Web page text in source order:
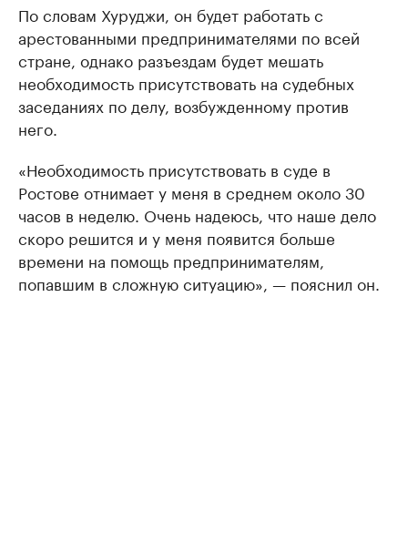
По словам Хуруджи, он будет работать с
арестованными предпринимателями по всей
стране, однако разъездам будет мешать
необходимость присутствовать на судебных
заседаниях по делу, возбужденному против
него.
«Необходимость присутствовать в суде в
Ростове отнимает у меня в среднем около 30
часов в неделю. Очень надеюсь, что наше дело
скоро решится и у меня появится больше
времени на помощь предпринимателям,
попавшим в сложную ситуацию», — пояснил он.